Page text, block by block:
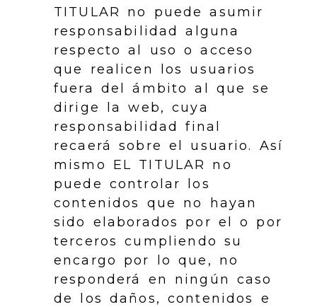
TITULAR no puede asumir
responsabilidad alguna
respecto al uso o acceso
que realicen los usuarios
fuera del ámbito al que se
dirige la web, cuya
responsabilidad final
recaerá sobre el usuario. Así
mismo EL TITULAR no
puede controlar los
contenidos que no hayan
sido elaborados por el o por
terceros cumpliendo su
encargo por lo que, no
responderá en ningún caso
de los daños, contenidos e